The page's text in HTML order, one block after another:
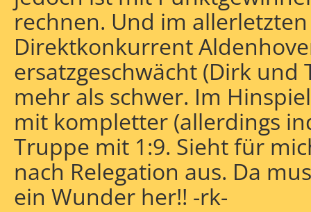
rechnen. Und im
Direktkonkurrent
ersatzgeschwächt (Dirk
mehr als schwer. Im
mit kompletter (allerdings
Truppe mit 1:9. Sieht für
nach Relegation aus. Da
ein Wunder her!! -rk-